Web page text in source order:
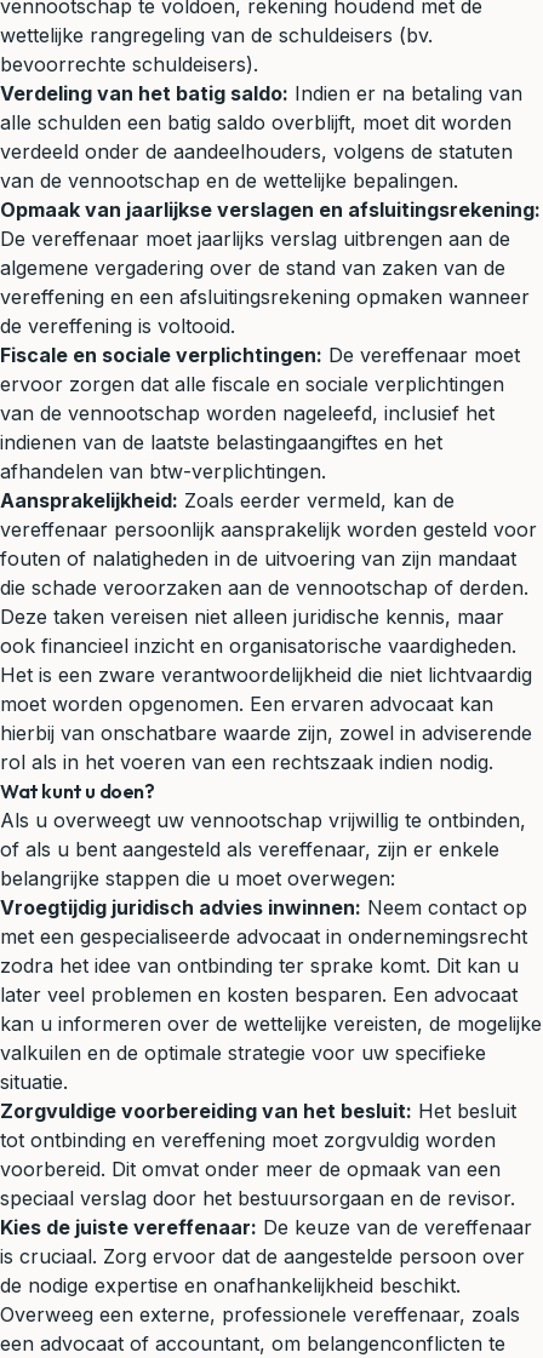
vennootschap te voldoen, rekening houdend met de
wettelijke rangregeling van de schuldeisers (bv.
bevoorrechte schuldeisers).
Verdeling van het batig saldo: Indien er na betaling van
alle schulden een batig saldo overblijft, moet dit worden
verdeeld onder de aandeelhouders, volgens de statuten
van de vennootschap en de wettelijke bepalingen.
Opmaak van jaarlijkse verslagen en afsluitingsrekening:
De vereffenaar moet jaarlijks verslag uitbrengen aan de
algemene vergadering over de stand van zaken van de
vereffening en een afsluitingsrekening opmaken wanneer
de vereffening is voltooid.
Fiscale en sociale verplichtingen: De vereffenaar moet
ervoor zorgen dat alle fiscale en sociale verplichtingen
van de vennootschap worden nageleefd, inclusief het
indienen van de laatste belastingaangiftes en het
afhandelen van btw-verplichtingen.
Aansprakelijkheid: Zoals eerder vermeld, kan de
vereffenaar persoonlijk aansprakelijk worden gesteld voor
fouten of nalatigheden in de uitvoering van zijn mandaat
die schade veroorzaken aan de vennootschap of derden.
Deze taken vereisen niet alleen juridische kennis, maar
ook financieel inzicht en organisatorische vaardigheden.
Het is een zware verantwoordelijkheid die niet lichtvaardig
moet worden opgenomen. Een ervaren advocaat kan
hierbij van onschatbare waarde zijn, zowel in adviserende
rol als in het voeren van een rechtszaak indien nodig.
Wat kunt u doen?
Als u overweegt uw vennootschap vrijwillig te ontbinden,
of als u bent aangesteld als vereffenaar, zijn er enkele
belangrijke stappen die u moet overwegen:
Vroegtijdig juridisch advies inwinnen: Neem contact op
met een gespecialiseerde advocaat in ondernemingsrecht
zodra het idee van ontbinding ter sprake komt. Dit kan u
later veel problemen en kosten besparen. Een advocaat
kan u informeren over de wettelijke vereisten, de mogelijke
valkuilen en de optimale strategie voor uw specifieke
situatie.
Zorgvuldige voorbereiding van het besluit: Het besluit
tot ontbinding en vereffening moet zorgvuldig worden
voorbereid. Dit omvat onder meer de opmaak van een
speciaal verslag door het bestuursorgaan en de revisor.
Kies de juiste vereffenaar: De keuze van de vereffenaar
is cruciaal. Zorg ervoor dat de aangestelde persoon over
de nodige expertise en onafhankelijkheid beschikt.
Overweeg een externe, professionele vereffenaar, zoals
een advocaat of accountant, om belangenconflicten te